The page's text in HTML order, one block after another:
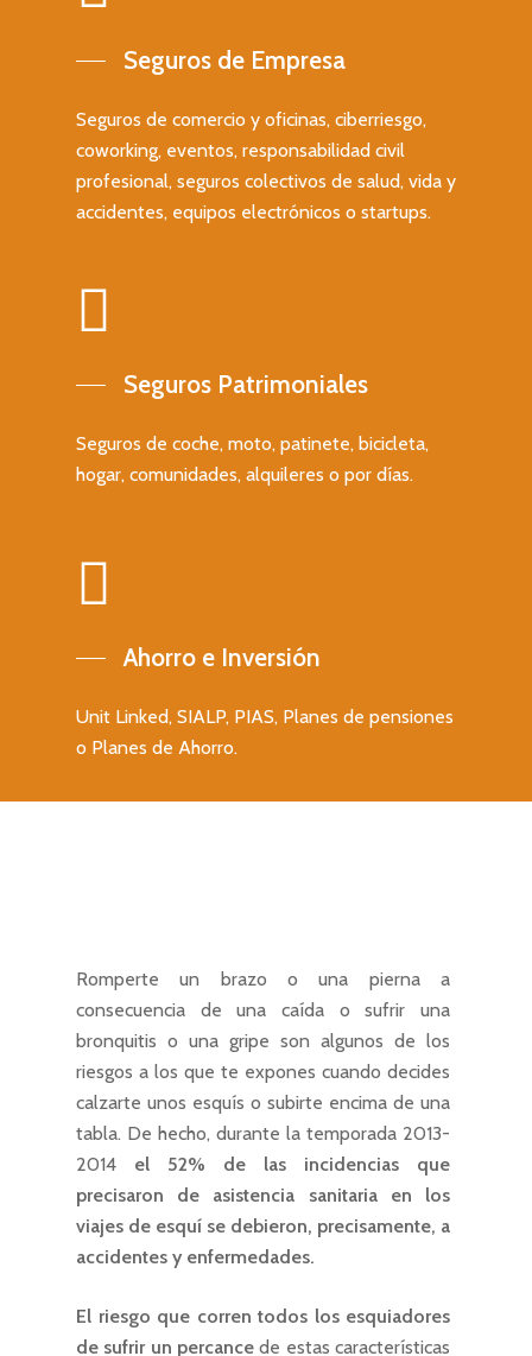
Seguros de Empresa
Seguros de comercio y oficinas, ciberriesgo,
coworking, eventos, responsabilidad civil
profesional, seguros colectivos de salud, vida y
accidentes, equipos electrónicos o startups.
Seguros Patrimoniales
Seguros de coche, moto, patinete, bicicleta,
hogar, comunidades, alquileres o por días.
Ahorro e Inversión
Unit Linked, SIALP, PIAS, Planes de pensiones
o Planes de Ahorro.
Romperte un brazo o una pierna a
consecuencia de una caída o sufrir una
bronquitis o una gripe son algunos de los
riesgos a los que te expones cuando decides
calzarte unos esquís o subirte encima de una
tabla. De hecho, durante la temporada 2013-
2014 el 52% de las incidencias que
precisaron de asistencia sanitaria en los
viajes de esquí se debieron, precisamente, a
accidentes y enfermedades.
El riesgo que corren todos los esquiadores
de sufrir un percance de estas características
Seguro colectivo de
Seguro colectivo de
para empresas
Seguros para startups
Seguros de ahorro
Seguros deportivos
Contacto
Contacto
Seguro de Convenio